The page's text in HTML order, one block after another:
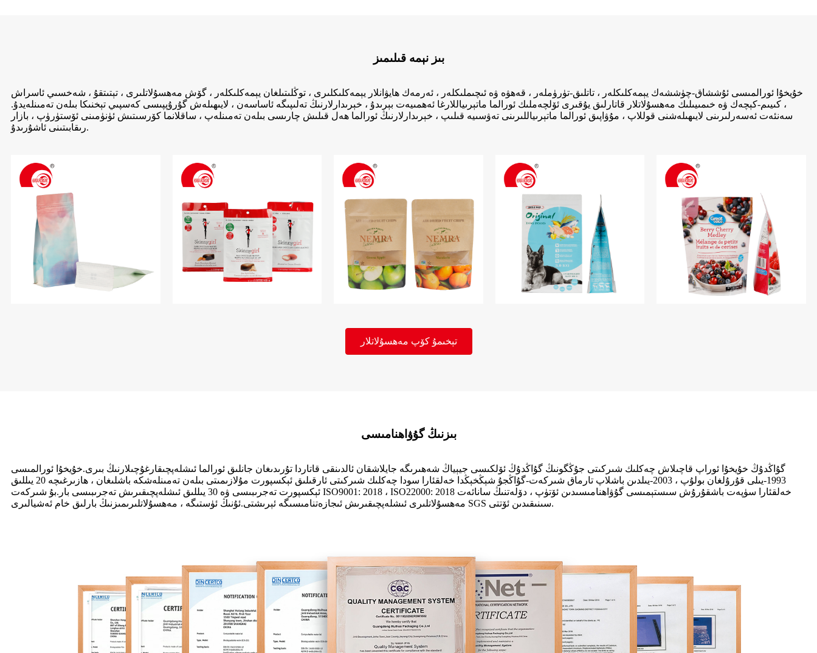
بىز نېمە قىلىمىز
خۇيخۇا ئورالمىسى ئۇششاق-چۈششەك يېمەكلىكلەر ، تاتلىق-تۈرۈملەر ، قەھۋە ۋە ئىچىملىكلەر ، ئەرمەك ھايۋانلار يېمەكلىكلىرى ، توڭلىتىلغان يېمەكلىكلەر ، گۆش مەھسۇلاتلىرى ، تېتىتقۇ ، شەخسىي ئاسراش
، كىيىم-كېچەك ۋە خىمىيىلىك مەھسۇلاتلار قاتارلىق يۇقىرى ئۆلچەملىك ئورالما ماتېرىياللارغا ئەھمىيەت بېرىدۇ ، خېرىدارلارنىڭ تەلىپىگە ئاساسەن ، لايىھىلەش گۇرۇپپىسى كەسپىي تېخنىكا بىلەن تەمىنلەيدۇ.
سەنئەت ئەسەرلىرىنى لايىھىلەشنى قوللاپ ، مۇۋاپىق ئورالما ماتېرىياللىرىنى تەۋسىيە قىلىپ ، خېرىدارلارنىڭ ئورالما ھەل قىلىش چارىسى بىلەن تەمىنلەپ ، ساقلانما كۆرسىتىش ئۈنۈمىنى ئۆستۈرۈپ ، بازار
رىقابىتىنى ئاشۇرىدۇ.
تېخىمۇ كۆپ مەھسۇلاتلار
بىزنىڭ گۇۋاھنامىسى
گۇاڭدۇڭ خۇيخۇا ئوراپ قاچىلاش چەكلىك شىركىتى جۇڭگونىڭ گۇاڭدۇڭ ئۆلكىسى جيېياڭ شەھىرىگە جايلاشقان ئالدىنقى قاتاردا تۇرىدىغان جانلىق ئورالما ئىشلەپچىقارغۇچىلارنىڭ بىرى.خۇيخۇا ئورالمىسى
1993-يىلى قۇرۇلغان بولۇپ ، 2003-يىلدىن باشلاپ تارماق شىركەت-گۇاڭجۇ شېڭخېڭدا خەلقئارا سودا چەكلىك شىركىتى ئارقىلىق ئېكسپورت مۇلازىمىتى بىلەن تەمىنلەشكە باشلىغان ، ھازىرغىچە 20 يىللىق
ئېكسپورت تەجرىبىسى ۋە 30 يىللىق ئىشلەپچىقىرىش تەجرىبىسى بار.بۇ شىركەت ISO9001: 2018 ، ISO22000: 2018 خەلقئارا سۈپەت باشقۇرۇش سىستېمىسى گۇۋاھنامىسىدىن ئۆتۈپ ، دۆلەتنىڭ سانائەت
مەھسۇلاتلىرى ئىشلەپچىقىرىش ئىجازەتنامىسىگە ئېرىشتى.ئۇنىڭ ئۈستىگە ، مەھسۇلاتلىرىمىزنىڭ بارلىق خام ئەشيالىرى SGS سىنىقىدىن ئۆتتى.